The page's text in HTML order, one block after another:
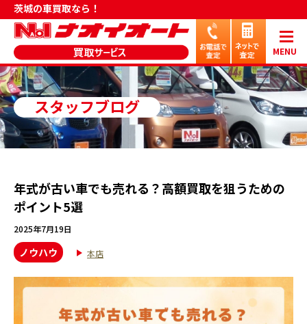
茨城の車買取なら！
MENU
スタッフブログ
年式が古い車でも売れる？高額買取を狙うための
ポイント5選
2025年7月19日
ノウハウ 本店